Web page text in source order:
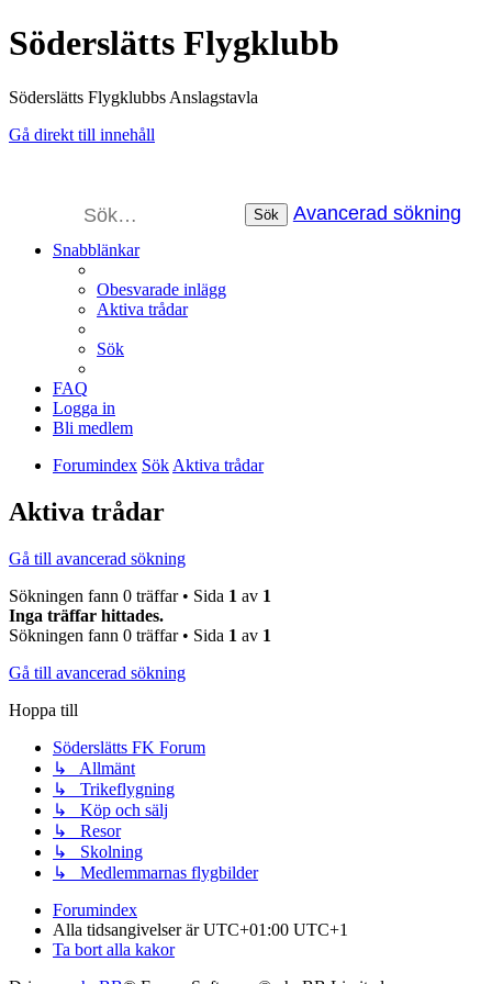
Söderslätts Flygklubb
Söderslätts Flygklubbs Anslagstavla
Gå direkt till innehåll
Sök Avancerad sökning
Snabblänkar
Obesvarade inlägg
Aktiva trådar
Sök
FAQ
Logga in
Bli medlem
Forumindex Sök Aktiva trådar
Aktiva trådar
Gå till avancerad sökning
Sökningen fann 0 träffar • Sida 1 av 1
Inga träffar hittades.
Sökningen fann 0 träffar • Sida 1 av 1
Gå till avancerad sökning
Hoppa till
Söderslätts FK Forum
↳ Allmänt
↳ Trikeflygning
↳ Köp och sälj
↳ Resor
↳ Skolning
↳ Medlemmarnas flygbilder
Forumindex
Alla tidsangivelser är UTC+01:00 UTC+1
Ta bort alla kakor